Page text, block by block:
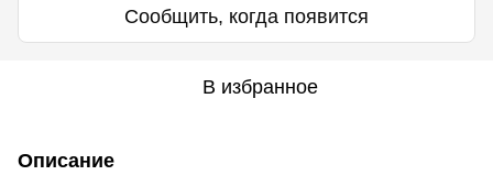
Сообщить, когда появится
В избранное
Описание